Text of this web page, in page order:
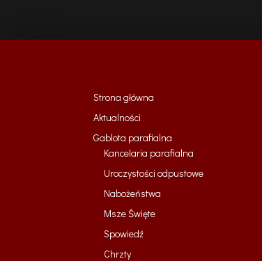
Strona główna
Aktualności
Gablota parafialna
Kancelaria parafialna
Uroczystości odpustowe
Nabożeństwa
Msze Święte
Spowiedź
Chrzty